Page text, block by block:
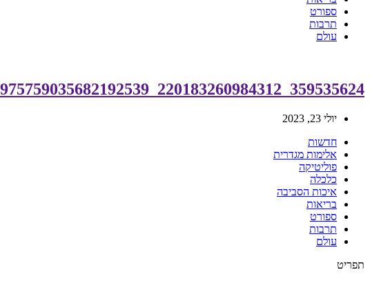
ספורט
תרבות
עולם
359535624_220183260984312_8975759035682192539_n
יולי 23, 2023
חדשות
אלימות מגדרית
פוליטיקה
כלכלה
איכות הסביבה
בריאות
ספורט
תרבות
עולם
תפריט